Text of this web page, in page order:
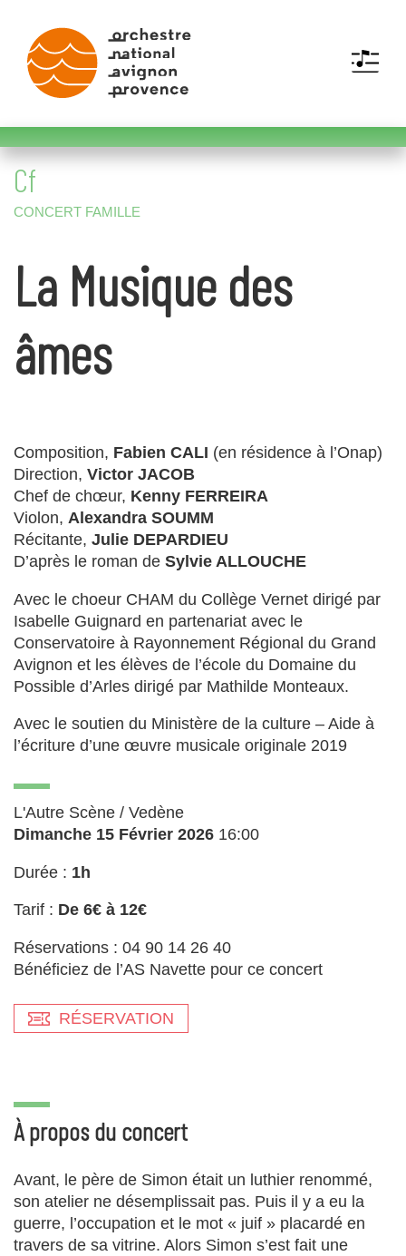
MENU
La Musique des
âmes
Composition, Fabien CALI (en résidence à l’Onap)
Direction, Victor JACOB
Chef de chœur, Kenny FERREIRA
Violon, Alexandra SOUMM
Récitante, Julie DEPARDIEU
D’après le roman de Sylvie ALLOUCHE
Avec le choeur CHAM du Collège Vernet dirigé par
Isabelle Guignard en partenariat avec le
Conservatoire à Rayonnement Régional du Grand
Avignon et les élèves de l’école du Domaine du
Possible d’Arles dirigé par Mathilde Monteaux.
Avec le soutien du Ministère de la culture – Aide à
l’écriture d’une œuvre musicale originale 2019
L'Autre Scène / Vedène
Dimanche 15 Février 2026 16:00
Durée : 1h
Tarif : De 6€ à 12€
Réservations : 04 90 14 26 40
Bénéficiez de l’AS Navette pour ce concert
RÉSERVATION
À propos du concert
Avant, le père de Simon était un luthier renommé,
son atelier ne désemplissait pas. Puis il y a eu la
guerre, l’occupation et le mot « juif » placardé en
travers de sa vitrine. Alors Simon s’est fait une